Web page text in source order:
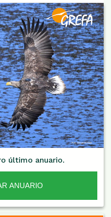
último anuario.
ANUARIO